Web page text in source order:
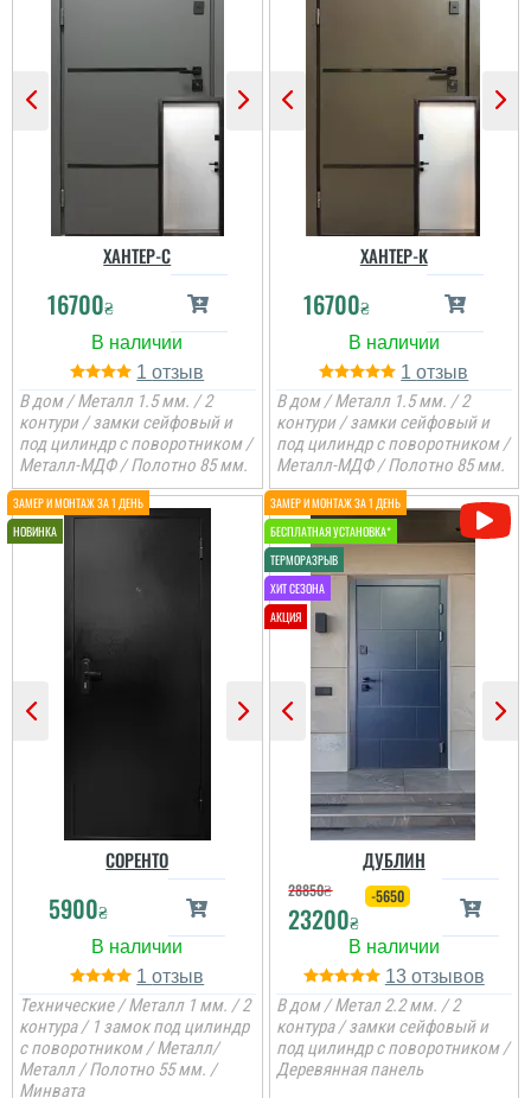
ХАНТЕР-С
16700₴
1
В дом / Металл 1.5 мм. / 2
контури / замки сейфовый и
под цилиндр с поворотником /
Металл-МДФ / Полотно 85 мм.
ХАНТЕР-К
16700₴
1
В дом / Металл 1.5 мм. / 2
контури / замки сейфовый и
под цилиндр с поворотником /
Металл-МДФ / Полотно 85 мм.
СОРЕНТО
5900₴
1
Технические / Металл 1 мм. / 2
контура / 1 замок под цилиндр
с поворотником / Металл/
Металл / Полотно 55 мм. /
Минвата
ДУБЛИН
28850₴
23200₴
-5650
13
В дом / Метал 2.2 мм. / 2
контура / замки сейфовый и
под цилиндр с поворотником /
Деревянная панель